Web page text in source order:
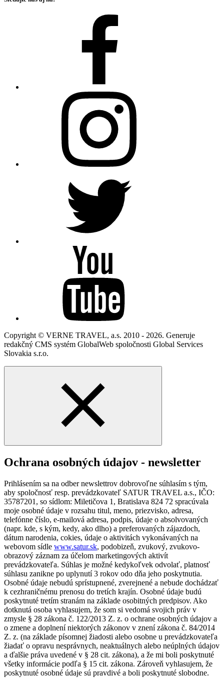
Copyright © VERNE TRAVEL, a.s. 2010 - 2026. Generuje
redakčný CMS systém GlobalWeb spoločnosti Global Services
Slovakia s.r.o.
Ochrana osobných údajov - newsletter
Prihlásením sa na odber newslettrov dobrovoľne súhlasím s tým,
aby spoločnosť resp. prevádzkovateľ SATUR TRAVEL a.s., IČO:
35787201, so sídlom: Miletičova 1, Bratislava 824 72 spracúvala
moje osobné údaje v rozsahu titul, meno, priezvisko, adresa,
telefónne číslo, e-mailová adresa, podpis, údaje o absolvovaných
(napr. kde, s kým, kedy, ako dlho) a preferovaných zájazdoch,
dátum narodenia, cokies, údaje o aktivitách vykonávaných na
webovom sídle www.satur.sk, podobizeň, zvukový, zvukovo-
obrazový záznam za účelom marketingových aktivít
prevádzkovateľa. Súhlas je možné kedykoľvek odvolať, platnosť
súhlasu zanikne po uplynutí 3 rokov odo dňa jeho poskytnutia.
Osobné údaje nebudú sprístupnené, zverejnené a nebude dochádzať
k cezhraničnému prenosu do tretích krajín. Osobné údaje budú
poskytnuté tretím stranám na základe osobitných predpisov. Ako
dotknutá osoba vyhlasujem, že som si vedomá svojich práv v
zmysle § 28 zákona č. 122/2013 Z. z. o ochrane osobných údajov a
o zmene a doplnení niektorých zákonov v znení zákona č. 84/2014
Z. z. (na základe písomnej žiadosti alebo osobne u prevádzkovateľa
žiadať o opravu nesprávnych, neaktuálnych alebo neúplných údajov
a ďalšie práva uvedené v § 28 cit. zákona), a že mi boli poskytnuté
všetky informácie podľa § 15 cit. zákona. Zároveň vyhlasujem, že
poskytnuté osobné údaje sú pravdivé a boli poskytnuté slobodne.